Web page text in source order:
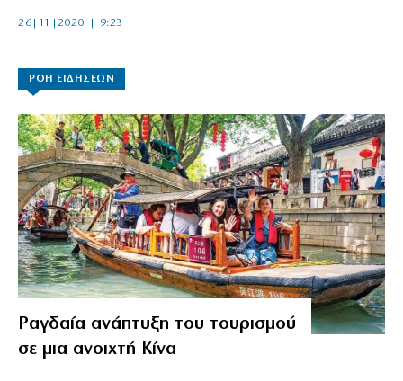
26|11|2020 | 9:23
ΡΟΗ ΕΙΔΗΣΕΩΝ
Ραγδαία ανάπτυξη του τουρισμού
σε μια ανοιχτή Κίνα